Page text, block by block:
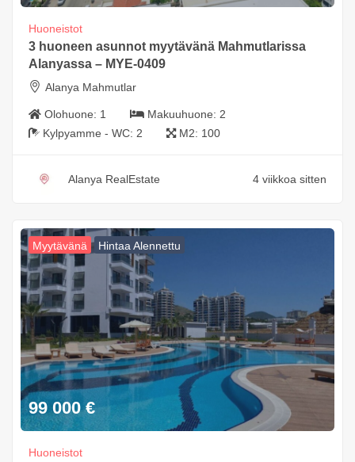
Huoneistot
3 huoneen asunnot myytävänä Mahmutlarissa
Alanyassa – MYE-0409
Alanya Mahmutlar
Olohuone: 1 Makuuhuone: 2
Kylpyamme - WC: 2 M2: 100
Alanya RealEstate 4 viikkoa sitten
Myytävänä Hintaa Alennettu
99 000 €
Huoneistot